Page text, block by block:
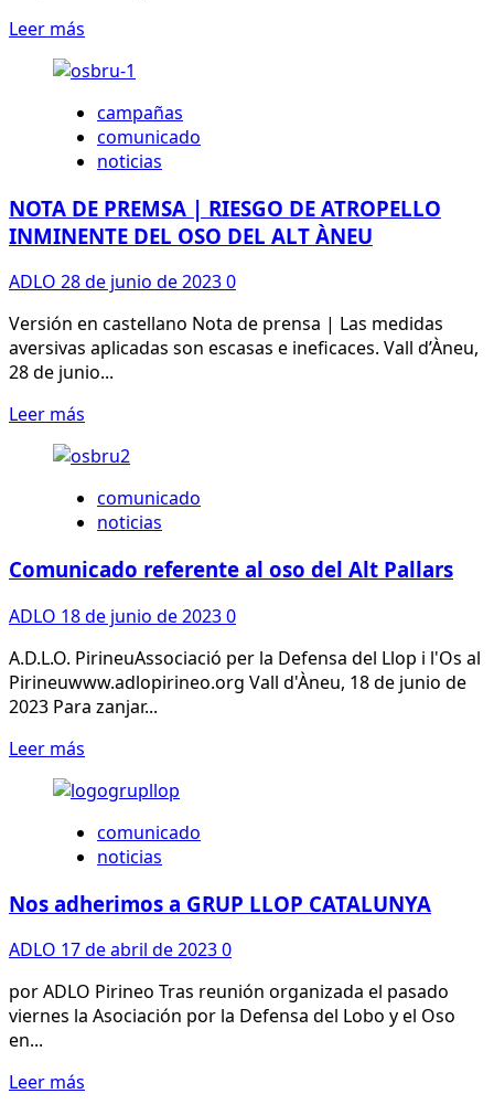
del
llop
Leer más
sobre
de
Trabajo
sobre
el
Lobo
en
Cataluña
campañas
comunicado
noticias
NOTA DE PREMSA | RIESGO DE ATROPELLO
INMINENTE DEL OSO DEL ALT ÀNEU
ADLO 28 de junio de 20230
Versión en castellano Nota de prensa | Las medidas
aversivas aplicadas son escasas e ineficaces. Vall d’Àneu,
28 de junio...
Leer más
sobre
DE
PREMSA
|
RIESGO
DE
ATROPELLO
INMINENTE
DEL
OSO
ALT
comunicado
noticias
Comunicado referente al oso del Alt Pallars
ADLO 18 de junio de 20230
A.D.L.O. PirineuAssociació per la Defensa del Llop i l'Os al
Pirineuwww.adlopirineo.org Vall d'Àneu, 18 de junio de
2023 Para zanjar...
Leer más
sobre
Comunicado
referente
al
oso
del
Alt
Pallars
comunicado
noticias
Nos adherimos a GRUP LLOP CATALUNYA
ADLO 17 de abril de 20230
por ADLO Pirineo Tras reunión organizada el pasado
viernes la Asociación por la Defensa del Lobo y el Oso
en...
Leer más